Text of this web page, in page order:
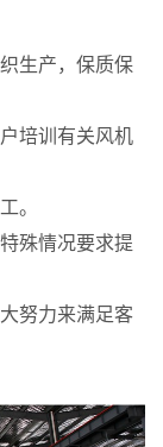
生产，保质保
培训有关风机
。
殊情况要求提
努力来满足客